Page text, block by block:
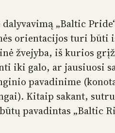
„Baltic
orientacijos turi būti
žvejyba, iš kurios
iki galo, ar jausiuosi
pavadinime
Kitaip sakant,
pavadintas „Baltic